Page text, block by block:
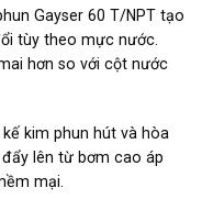
Gayser 60 T/NPT tạo
tùy theo mực nước.
hơn so với cột nước
kim phun hút và hòa
lên từ bơm cao áp
mại.